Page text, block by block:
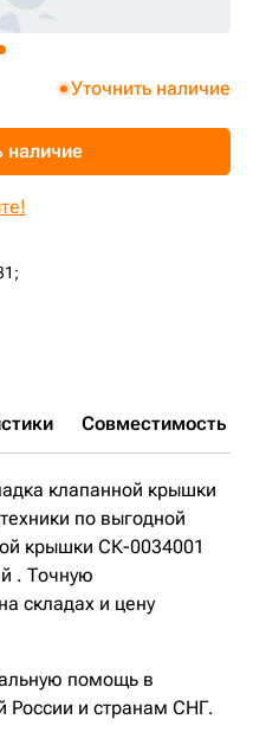
Уточнить наличие
наличие
Совместимость
клапанной крышки
по выгодной
крышки СК-0034001
. Точную
складах и цену
помощь в
России и странам СНГ.